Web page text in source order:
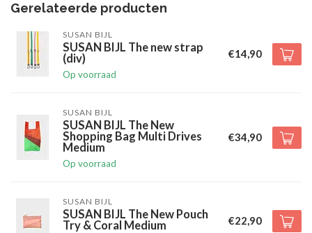
Gerelateerde producten
SUSAN BIJL
SUSAN BIJL The new strap
(div)
Op voorraad
€14,90
SUSAN BIJL
SUSAN BIJL The New
Shopping Bag Multi Drives
Medium
Op voorraad
€34,90
SUSAN BIJL
SUSAN BIJL The New Pouch
Try & Coral Medium
€22,90